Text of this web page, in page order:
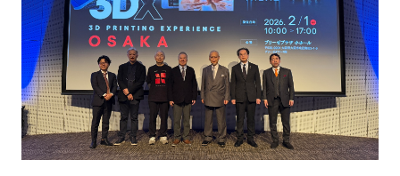
後で読む